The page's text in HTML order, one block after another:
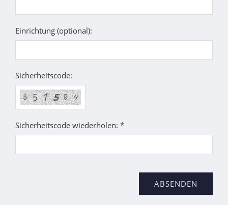
Einrichtung (optional):
Sicherheitscode:
Sicherheitscode wiederholen: *